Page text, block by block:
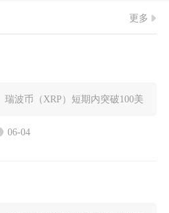
更多
瑞波币（XRP）短期内突破100美元
06-04